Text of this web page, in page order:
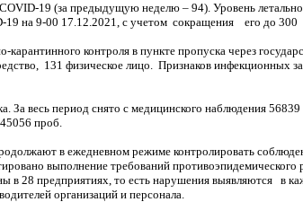
19 (за предыдущую неделю – 94). Уровень
на 9-00 17.12.2021, с учетом сокращения его до 300
контроля в пункте пропуска через
131 физическое лицо. Признаков инфекционных
За весь период снято с медицинского наблюдения
проб.
в ежедневном режиме контролировать
выполнение требований
в 28 предприятиях, то есть нарушения выявляются в
организаций и персонала.